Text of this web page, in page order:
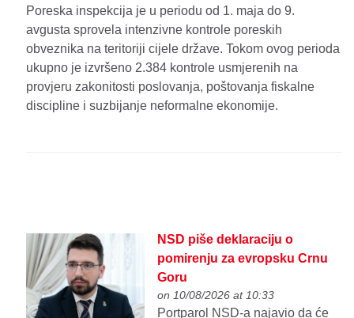
Poreska inspekcija je u periodu od 1. maja do 9.
avgusta sprovela intenzivne kontrole poreskih
obveznika na teritoriji cijele države. Tokom ovog perioda
ukupno je izvršeno 2.384 kontrole usmjerenih na
provjeru zakonitosti poslovanja, poštovanja fiskalne
discipline i suzbijanje neformalne ekonomije.
NSD piše deklaraciju o
pomirenju za evropsku Crnu
Goru
on 10/08/2026 at 10:33
Portparol NSD-a najavio da će